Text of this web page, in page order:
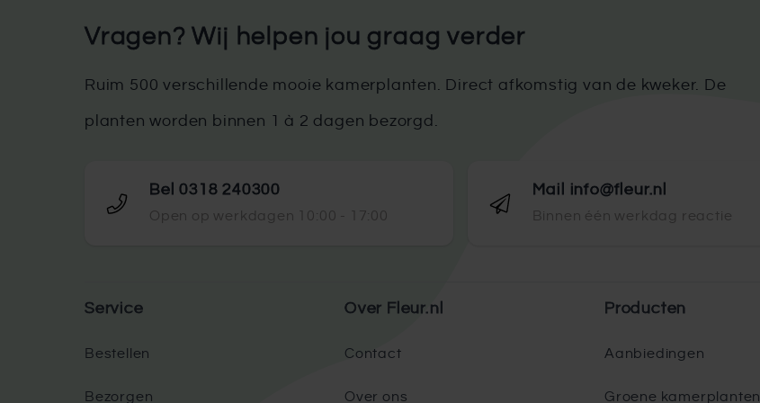
Vragen? Wij helpen jou graag verder
Ruim 500 verschillende mooie kamerplanten. Direct afkomstig van de kweker. De
planten worden binnen 1 à 2 dagen bezorgd.
Bel 0318 240300
Open op werkdagen 10:00 - 17:00
Mail info@fleur.nl
Binnen één werkdag reactie
Service
Bestellen
Bezorgen
Over Fleur.nl
Contact
Over ons
Producten
Aanbiedingen
Groene kamerplanten